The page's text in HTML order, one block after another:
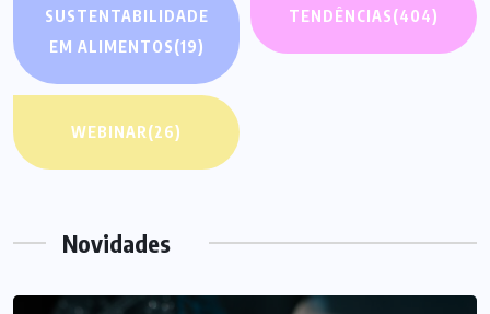
SUSTENTABILIDADE
EM ALIMENTOS(19)
TENDÊNCIAS(404)
WEBINAR(26)
Novidades